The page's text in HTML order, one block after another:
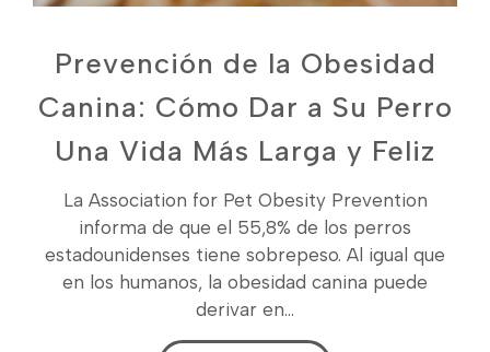
Prevención de la Obesidad
Canina: Cómo Dar a Su Perro
Una Vida Más Larga y Feliz
La Association for Pet Obesity Prevention
informa de que el 55,8% de los perros
estadounidenses tiene sobrepeso. Al igual que
en los humanos, la obesidad canina puede
derivar en...